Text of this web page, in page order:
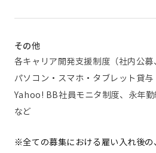
その他
各キャリア開発支援制度（社内公募
パソコン・スマホ・タブレット貸与
Yahoo! BB社員モニタ制度、永年勤
など
※全ての募集における雇い入れ後